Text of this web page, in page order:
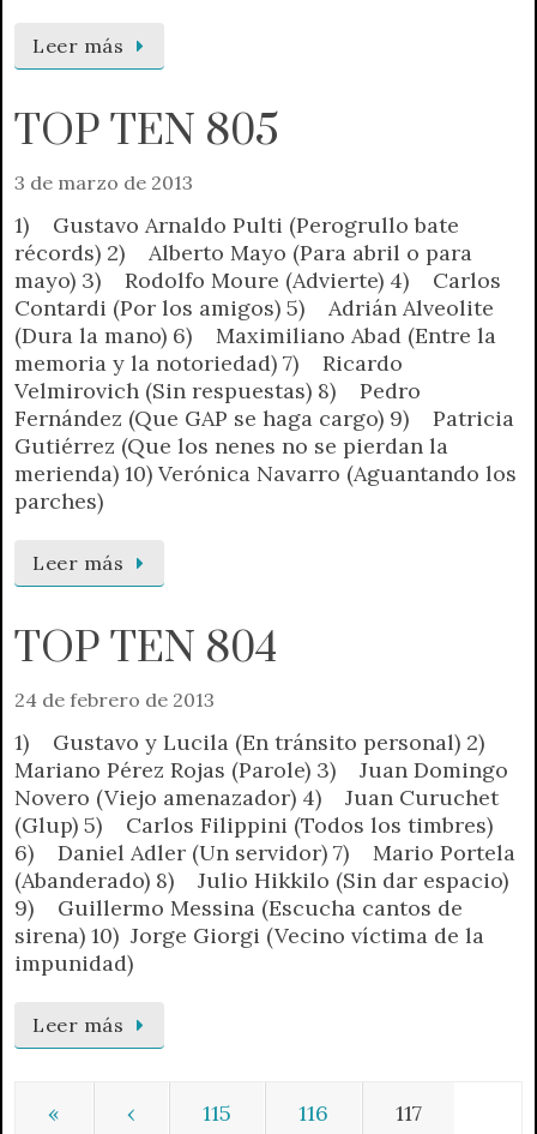
Leer más
TOP TEN 805
3 de marzo de 2013
1) Gustavo Arnaldo Pulti (Perogrullo bate
récords) 2) Alberto Mayo (Para abril o para
mayo) 3) Rodolfo Moure (Advierte) 4) Carlos
Contardi (Por los amigos) 5) Adrián Alveolite
(Dura la mano) 6) Maximiliano Abad (Entre la
memoria y la notoriedad) 7) Ricardo
Velmirovich (Sin respuestas) 8) Pedro
Fernández (Que GAP se haga cargo) 9) Patricia
Gutiérrez (Que los nenes no se pierdan la
merienda) 10) Verónica Navarro (Aguantando los
parches)
Leer más
TOP TEN 804
24 de febrero de 2013
1) Gustavo y Lucila (En tránsito personal) 2)
Mariano Pérez Rojas (Parole) 3) Juan Domingo
Novero (Viejo amenazador) 4) Juan Curuchet
(Glup) 5) Carlos Filippini (Todos los timbres)
6) Daniel Adler (Un servidor) 7) Mario Portela
(Abanderado) 8) Julio Hikkilo (Sin dar espacio)
9) Guillermo Messina (Escucha cantos de
sirena) 10) Jorge Giorgi (Vecino víctima de la
impunidad)
Leer más
« ‹ 115 116 117